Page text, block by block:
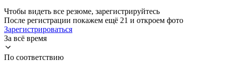
Чтобы видеть все резюме, зарегистрируйтесь
После регистрации покажем ещё 21 и откроем фото
Зарегистрироваться
За всё время
По соответствию